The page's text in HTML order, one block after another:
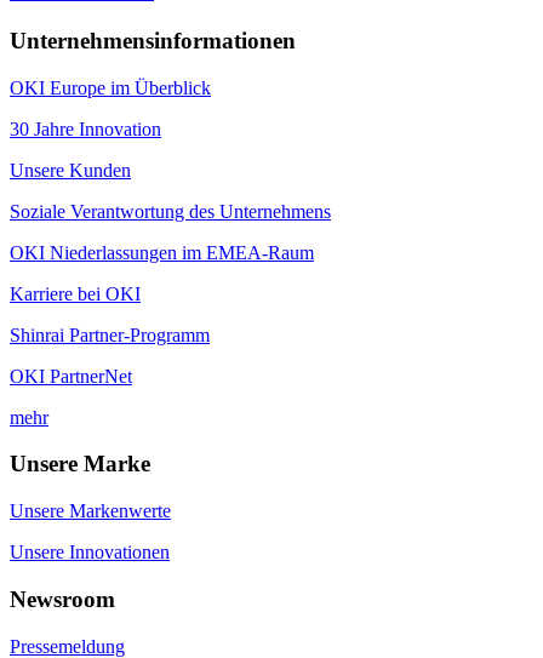
Unternehmensinformationen
OKI Europe im Überblick
30 Jahre Innovation
Unsere Kunden
Soziale Verantwortung des Unternehmens
OKI Niederlassungen im EMEA-Raum
Karriere bei OKI
Shinrai Partner-Programm
OKI PartnerNet
mehr
Unsere Marke
Unsere Markenwerte
Unsere Innovationen
Newsroom
Pressemeldung